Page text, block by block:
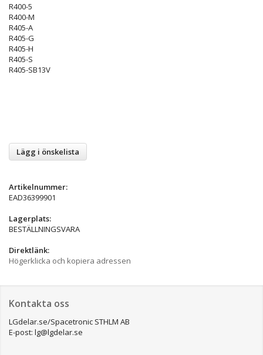
R400-5
R400-M
R405-A
R405-G
R405-H
R405-S
R405-SB13V
Lägg i önskelista
Artikelnummer:
EAD36399901
Lagerplats:
BESTÄLLNINGSVARA
Direktlänk:
Högerklicka och kopiera adressen
Kontakta oss
LGdelar.se/Spacetronic STHLM AB
E-post: lg@lgdelar.se